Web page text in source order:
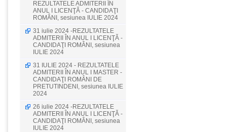
REZULTATELE ADMITERII ÎN
ANUL I LICENŢĂ - CANDIDAŢI
ROMÂNI, sesiunea IULIE 2024
31 iulie 2024 -REZULTATELE
ADMITERII ÎN ANUL I LICENŢĂ -
CANDIDAŢI ROMÂNI, sesiunea
IULIE 2024
31 IULIE 2024 - REZULTATELE
ADMITERII ÎN ANUL I MASTER -
CANDIDAŢI ROMÂNI DE
PRETUTINDENI, sesiunea IULIE
2024
26 iulie 2024 -REZULTATELE
ADMITERII ÎN ANUL I LICENŢĂ -
CANDIDAŢI ROMÂNI, sesiunea
IULIE 2024